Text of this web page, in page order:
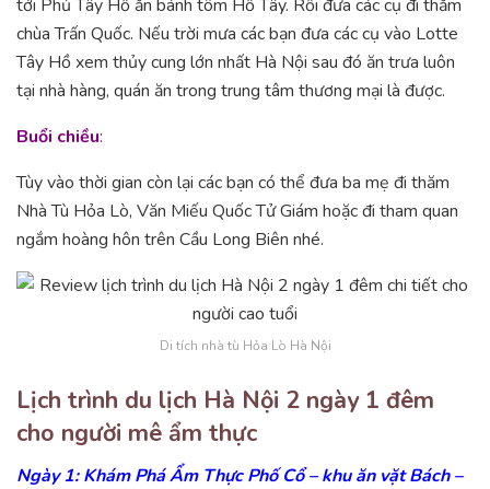
tới Phủ Tây Hồ ăn bánh tôm Hồ Tây. Rồi đưa các cụ đi thăm
chùa Trấn Quốc. Nếu trời mưa các bạn đưa các cụ vào Lotte
Tây Hồ xem thủy cung lớn nhất Hà Nội sau đó ăn trưa luôn
tại nhà hàng, quán ăn trong trung tâm thương mại là được.
Buổi chiều:
Tùy vào thời gian còn lại các bạn có thể đưa ba mẹ đi thăm
Nhà Tù Hỏa Lò, Văn Miếu Quốc Tử Giám hoặc đi tham quan
ngắm hoàng hôn trên Cầu Long Biên nhé.
Di tích nhà tù Hỏa Lò Hà Nội
Lịch trình du lịch Hà Nội 2 ngày 1 đêm
cho người mê ẩm thực
Ngày 1: Khám Phá Ẩm Thực Phố Cổ – khu ăn vặt Bách –